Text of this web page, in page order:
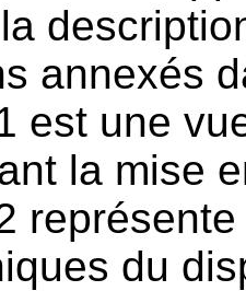
annexés
est une
la mise
du